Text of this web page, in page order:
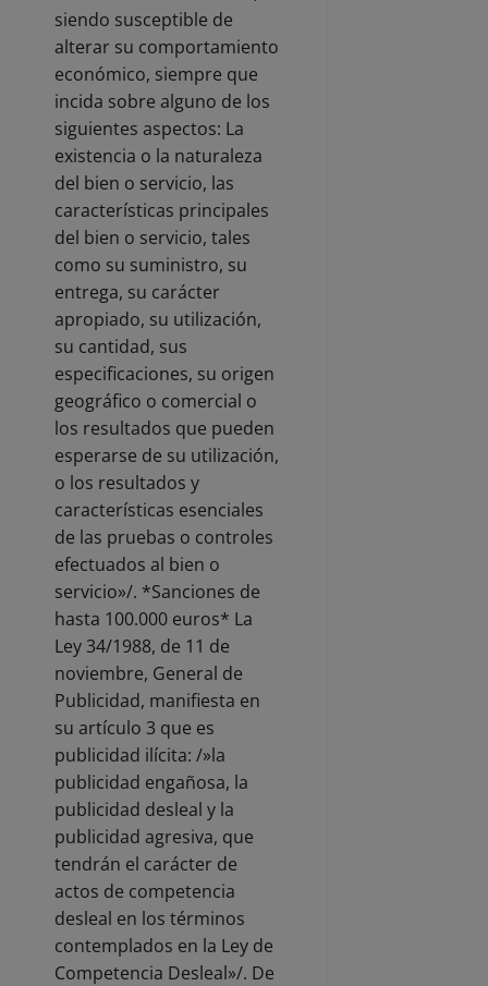
siendo susceptible de
alterar su comportamiento
económico, siempre que
incida sobre alguno de los
siguientes aspectos: La
existencia o la naturaleza
del bien o servicio, las
características principales
del bien o servicio, tales
como su suministro, su
entrega, su carácter
apropiado, su utilización,
su cantidad, sus
especificaciones, su origen
geográfico o comercial o
los resultados que pueden
esperarse de su utilización,
o los resultados y
características esenciales
de las pruebas o controles
efectuados al bien o
servicio»/. *Sanciones de
hasta 100.000 euros* La
Ley 34/1988, de 11 de
noviembre, General de
Publicidad, manifiesta en
su artículo 3 que es
publicidad ilícita: /»la
publicidad engañosa, la
publicidad desleal y la
publicidad agresiva, que
tendrán el carácter de
actos de competencia
desleal en los términos
contemplados en la Ley de
Competencia Desleal»/. De